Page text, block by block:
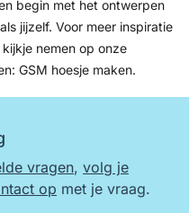
begin met het ontwerpen
jijzelf. Voor meer inspiratie
nemen op onze
GSM hoesje maken.
vragen, volg je
op met je vraag.